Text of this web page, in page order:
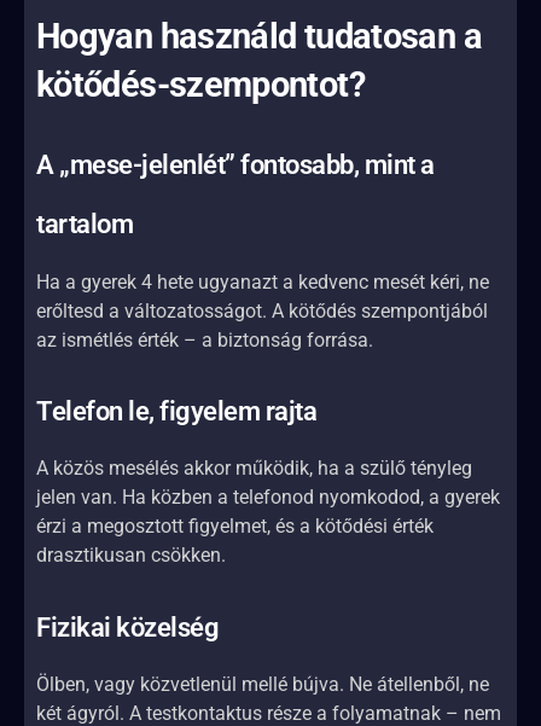
Hogyan használd tudatosan a
kötődés-szempontot?
A „mese-jelenlét” fontosabb, mint a
tartalom
Ha a gyerek 4 hete ugyanazt a kedvenc mesét kéri, ne
erőltesd a változatosságot. A kötődés szempontjából
az ismétlés érték – a biztonság forrása.
Telefon le, figyelem rajta
A közös mesélés akkor működik, ha a szülő tényleg
jelen van. Ha közben a telefonod nyomkodod, a gyerek
érzi a megosztott figyelmet, és a kötődési érték
drasztikusan csökken.
Fizikai közelség
Ölben, vagy közvetlenül mellé bújva. Ne átellenből, ne
két ágyról. A testkontaktus része a folyamatnak – nem